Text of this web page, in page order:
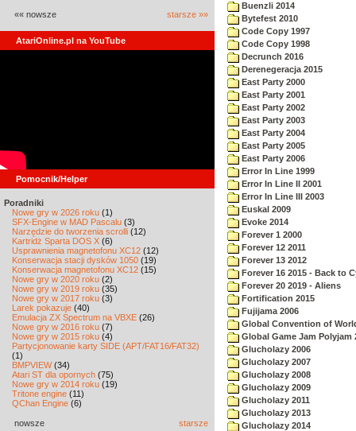
«« nowsze starsze »»
AtariOnline.pl na YouTube
Pomocnik/Helper
Poradniki
Nowe gry w 2026 roku (1)
SFX-Engine w MAD Pascalu (3)
Narzędzie do tworzenia scrolli (12)
Kartridż Sparta DOS X (6)
Usprawnienia magnetofonu XC12 (12)
Konserwacja stacji dysków 1050 (19)
Konserwacja magnetofonu XC12 (15)
Nowe gry w 2020 roku (2)
Nowe gry w 2019 roku (35)
Nowe gry w 2017 roku (3)
Larek pokazuje (40)
Emulacja ZX Spectrum na VBXE (26)
Nowe gry w 2016 roku (7)
Nowe gry w 2015 roku (4)
Partycjonowanie karty SIDE (APT/FAT16/FAT32)
(1)
BMPVIEW(34)
Atari ST dla opornych (75)
Nowe gry w 2014 roku (19)
Tritone engine (11)
QChan Engine (6)
nowsze starsze
Buenzli 2014
Bytefest 2010
Code Copy 1997
Code Copy 1998
Decrunch 2016
Derenegeracja 2015
East Party 2000
East Party 2001
East Party 2002
East Party 2003
East Party 2004
East Party 2005
East Party 2006
Error In Line 1999
Error In Line II 2001
Error In Line III 2003
Euskal 2009
Evoke 2014
Forever 1 2000
Forever 12 2011
Forever 13 2012
Forever 16 2015 - Back to
Forever 20 2019 - Aliens
Fortification 2015
Fujijama 2006
Global Convention of
Global Game Jam Polyjam
Glucholazy 2006
Glucholazy 2007
Glucholazy 2008
Glucholazy 2009
Glucholazy 2011
Glucholazy 2013
Glucholazy 2014